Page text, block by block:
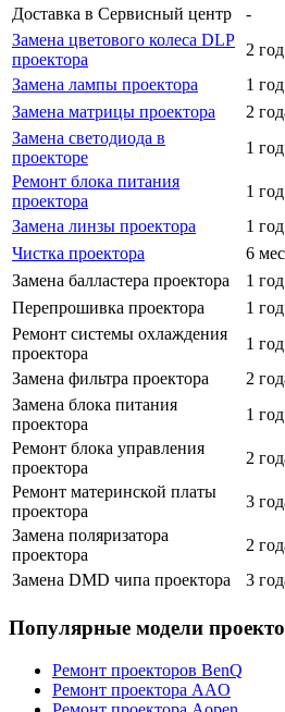
Доставка в Сервисный центр -
Замена цветового колеса DLP
проектора
2 год
Замена лампы проектора 1 год
Замена матрицы проектора 2
Замена светодиода в
проекторе
1 год
Ремонт блока питания
проектора
1 год
Замена линзы проектора 1 год
Чистка проектора 6
Замена балластера проектора 1 год
Перепрошивка проектора 1 год
Ремонт системы охлаждения
проектора
1 год
Замена фильтра проектора 2
Замена блока питания
проектора
1 год
Ремонт блока управления
проектора
2
Ремонт материнской платы
проектора
3
Замена поляризатора
проектора
2
Замена DMD чипа проектора 3
Популярные модели
Ремонт проекторов BenQ
Ремонт проектора AAO